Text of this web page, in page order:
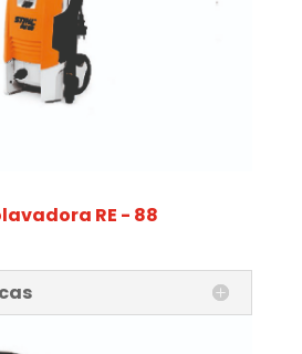
RE - 88